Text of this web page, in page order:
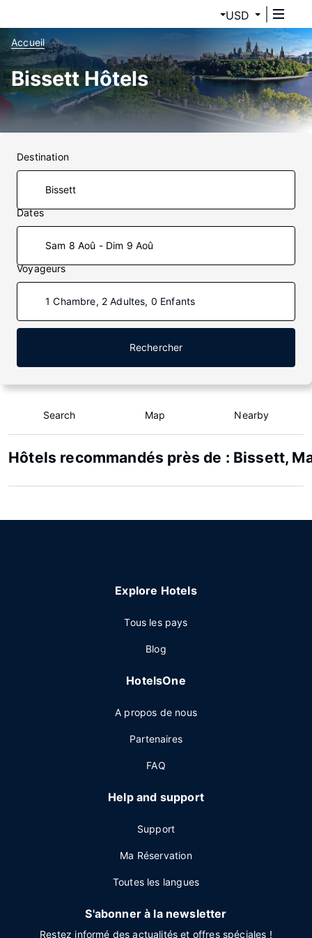
USD
Accueil
Bissett Hôtels
Destination
Dates
Sam 8 Aoû - Dim 9 Aoû
Voyageurs
1 Chambre, 2 Adultes, 0 Enfants
Rechercher
Search Map Nearby
Hôtels recommandés près de : Bissett,
Explore Hotels
Tous les pays
Blog
HotelsOne
A propos de nous
Partenaires
FAQ
Help and support
Support
Ma Réservation
Toutes les langues
S'abonner à la newsletter
Restez informé des actualités et offres spéciales !